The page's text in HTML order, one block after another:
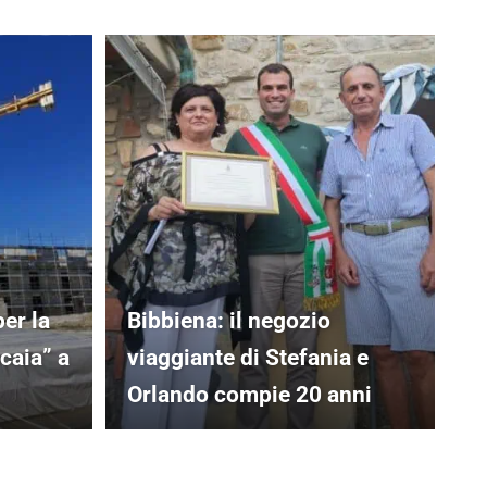
la
a
Bibbiena: il negozio
viaggiante di Stefania e
Orlando compie 20 anni